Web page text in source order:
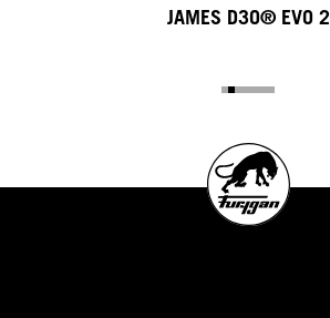
JAMES D3O® EVO 2